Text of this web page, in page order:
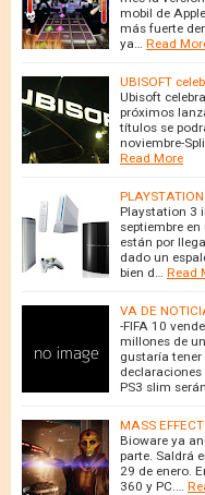
mobil de
más fuerte
ya… Read
UBISOFT
Ubisoft
próximos
títulos se
noviembre-
Read More
Playstation 3
septiembre
están por
dado un
bien d… Read
VA DE
-FIFA 10
millones de
gustaría tener
PS3 slim
MASS
Bioware ya
parte. Saldrá
29 de enero.
360 y PC.…